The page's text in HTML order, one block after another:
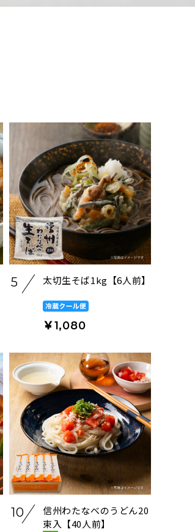
5 太切生そば1kg【6人前】
￥1,080
10
信州わたなべのうどん20
束入【40人前】